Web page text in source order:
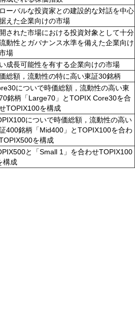
ーバルな投資家との建設的な対話を中心
えた企業向けの市場
された市場における投資対象として十分
動性とガバナンス水準を備えた企業向け
場
成長可能性を有する企業向けの市場
総額，流動性の特に高い東証30銘柄
についで時価総額，流動性の高い東
銘柄「Large70」とTOPIX Core30を合
TOPIX100を構成
についで時価総額，流動性の高い
400銘柄「Mid400」とTOPIX100を合わ
を構成
と「Small 1」を合わせTOPIX100
構成